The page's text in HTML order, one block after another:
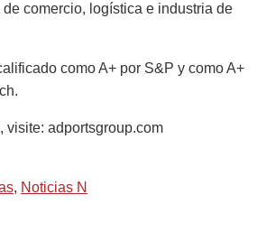
comercio, logística e industria de
como A+ por S&P y como A+
visite: adportsgroup.com
, Noticias N